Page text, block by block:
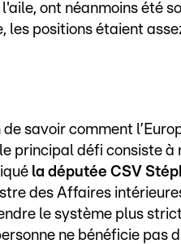
ont néanmoins été
les positions étaient
de savoir comment
principal défi consiste à
la députée CSV
des Affaires
le système plus
ne bénéficie pas